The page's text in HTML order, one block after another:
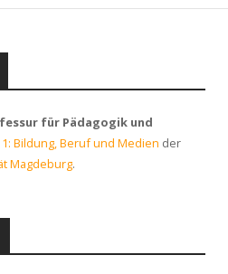
für Pädagogik und
Bildung, Beruf und Medien der
Magdeburg.